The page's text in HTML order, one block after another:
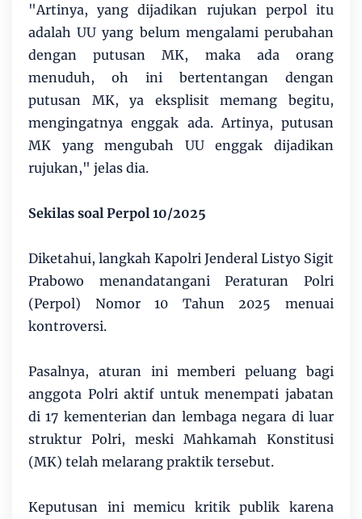
"Artinya, yang dijadikan rujukan perpol itu
adalah UU yang belum mengalami perubahan
dengan putusan MK, maka ada orang
menuduh, oh ini bertentangan dengan
putusan MK, ya eksplisit memang begitu,
mengingatnya enggak ada. Artinya, putusan
MK yang mengubah UU enggak dijadikan
rujukan," jelas dia.
Sekilas soal Perpol 10/2025
Diketahui, langkah Kapolri Jenderal Listyo Sigit
Prabowo menandatangani Peraturan Polri
(Perpol) Nomor 10 Tahun 2025 menuai
kontroversi.
Pasalnya, aturan ini memberi peluang bagi
anggota Polri aktif untuk menempati jabatan
di 17 kementerian dan lembaga negara di luar
struktur Polri, meski Mahkamah Konstitusi
(MK) telah melarang praktik tersebut.
Keputusan ini memicu kritik publik karena